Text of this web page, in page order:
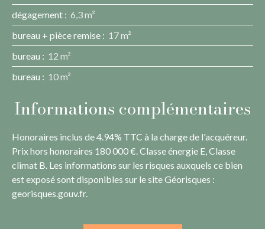
dégagement : 6,3 m²
bureau + pièce remise : 17 m²
bureau : 12 m²
bureau : 10 m²
Informations complémentaires
Honoraires inclus de 4.94% TTC à la charge de l'acquéreur.
Prix hors honoraires 180 000 €. Classe énergie E, Classe
climat B. Les informations sur les risques auxquels ce bien
est exposé sont disponibles sur le site Géorisques :
georisques.gouv.fr.